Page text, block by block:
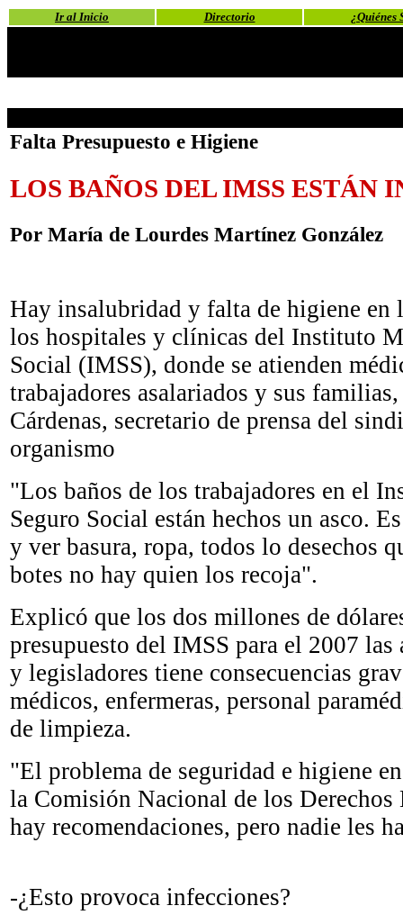
Ir al Inicio Directorio ¿Quiénes
Falta Presupuesto e Higiene
LOS BAÑOS DEL IMSS ESTÁN
Por María de Lourdes Martínez González
Hay insalubridad y falta de higiene en
los hospitales y clínicas del Instituto
Social (IMSS), donde se atienden
trabajadores asalariados y sus
Cárdenas, secretario de prensa del
organismo
"Los baños de los trabajadores en el
Seguro Social están hechos un asco.
y ver basura, ropa, todos lo desechos
botes no hay quien los recoja".
Explicó que los dos millones de
presupuesto del IMSS para el 2007 las
y legisladores tiene consecuencias
médicos, enfermeras, personal
de limpieza.
"El problema de seguridad e higiene
la Comisión Nacional de los Derechos
hay recomendaciones, pero nadie les
-¿Esto provoca infecciones?